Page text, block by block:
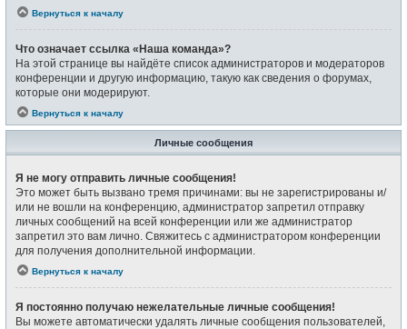
Вернуться к началу
Что означает ссылка «Наша команда»?
На этой странице вы найдёте список администраторов и модераторов
конференции и другую информацию, такую как сведения о форумах,
которые они модерируют.
Вернуться к началу
Личные сообщения
Я не могу отправить личные сообщения!
Это может быть вызвано тремя причинами: вы не зарегистрированы и/
или не вошли на конференцию, администратор запретил отправку
личных сообщений на всей конференции или же администратор
запретил это вам лично. Свяжитесь с администратором конференции
для получения дополнительной информации.
Вернуться к началу
Я постоянно получаю нежелательные личные сообщения!
Вы можете автоматически удалять личные сообщения пользователей,